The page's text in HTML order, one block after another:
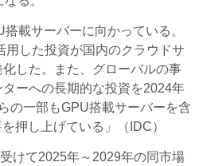
載サーバーに向かっている。
用した投資が国内のクラウドサ
した。また、グローバルの事
ーへの長期的な投資を2024年
の一部もGPU搭載サーバーを含
押し上げている」（IDC）
けて2025年～2029年の同市場